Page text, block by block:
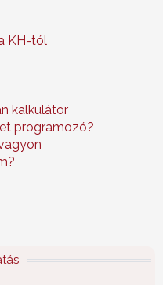
KH-tól
kalkulátor
programozó?